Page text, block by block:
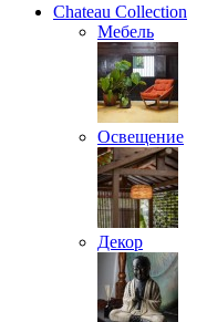
Chateau Collection
Мебель
Освещение
Декор